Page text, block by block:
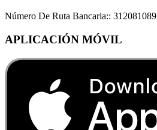
Número De Ruta Bancaria:: 312081089
APLICACIÓN MÓVIL